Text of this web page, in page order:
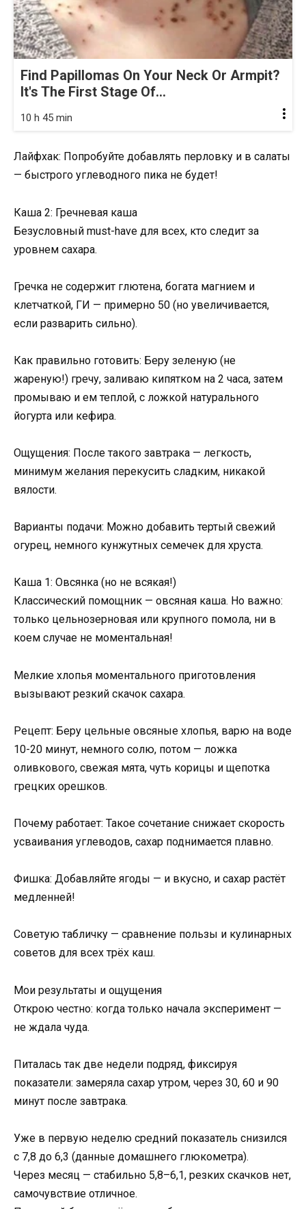
Find Papillomas On Your Neck Or Armpit?
It's The First Stage Of...
10 h 45 min
Лайфхак: Попробуйте добавлять перловку и в салаты
— быстрого углеводного пика не будет!
Каша 2: Гречневая каша
Безусловный must-have для всех, кто следит за
уровнем сахара.
Гречка не содержит глютена, богата магнием и
клетчаткой, ГИ — примерно 50 (но увеличивается,
если разварить сильно).
Как правильно готовить: Беру зеленую (не
жареную!) гречу, заливаю кипятком на 2 часа, затем
промываю и ем теплой, с ложкой натурального
йогурта или кефира.
Ощущения: После такого завтрака — легкость,
минимум желания перекусить сладким, никакой
вялости.
Варианты подачи: Можно добавить тертый свежий
огурец, немного кунжутных семечек для хруста.
Каша 1: Овсянка (но не всякая!)
Классический помощник — овсяная каша. Но важно:
только цельнозерновая или крупного помола, ни в
коем случае не моментальная!
Мелкие хлопья моментального приготовления
вызывают резкий скачок сахара.
Рецепт: Беру цельные овсяные хлопья, варю на воде
10-20 минут, немного солю, потом — ложка
оливкового, свежая мята, чуть корицы и щепотка
грецких орешков.
Почему работает: Такое сочетание снижает скорость
усваивания углеводов, сахар поднимается плавно.
Фишка: Добавляйте ягоды — и вкусно, и сахар растёт
медленней!
Советую табличку — сравнение пользы и кулинарных
советов для всех трёх каш.
Мои результаты и ощущения
Открою честно: когда только начала эксперимент —
не ждала чуда.
Питалась так две недели подряд, фиксируя
показатели: замеряла сахар утром, через 30, 60 и 90
минут после завтрака.
Уже в первую неделю средний показатель снизился
с 7,8 до 6,3 (данные домашнего глюкометра).
Через месяц — стабильно 5,8–6,1, резких скачков нет,
самочувствие отличное.